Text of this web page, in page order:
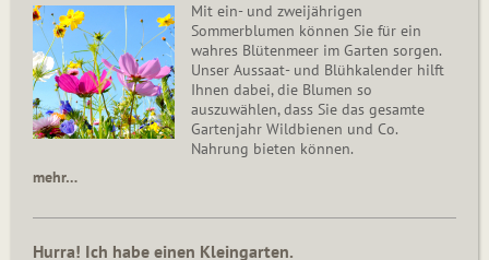
Mit ein- und zweijährigen
Sommerblumen können Sie für ein
wahres Blütenmeer im Garten sorgen.
Unser Aussaat- und Blühkalender hilft
Ihnen dabei, die Blumen so
auszuwählen, dass Sie das gesamte
Gartenjahr Wildbienen und Co.
Nahrung bieten können.
mehr…
Hurra! Ich habe einen Kleingarten.